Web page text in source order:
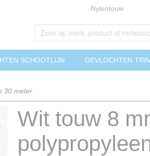
Nylontouw
SCHOOTLIJN GEVLOCHTEN
30 meter
Wit touw 8